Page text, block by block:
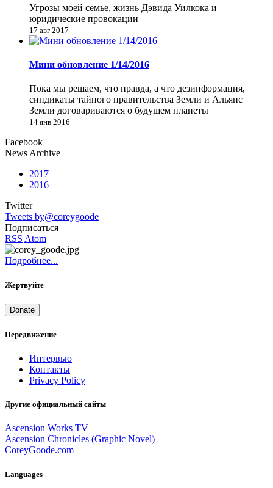
Угрозы моей семье, жизнь Дэвида Уилкока и
юридические провокации
17 авг 2017
Мини обновление 1/14/2016
Пока мы решаем, что правда, а что дезинформация,
синдикаты тайного правительства Земли и Альянс
Земли договариваются о будущем планеты
14 янв 2016
Facebook
News Archive
2017
2016
Twitter
Tweets by@coreygoode
Подписаться
RSS Atom
Подробнее...
Жертвуйте
Donate
Передвижение
Интервью
Контакты
Privacy Policy
Другие официальный сайты
Ascension Works TV
Ascension Chronicles (Graphic Novel)
CoreyGoode.com
Languages